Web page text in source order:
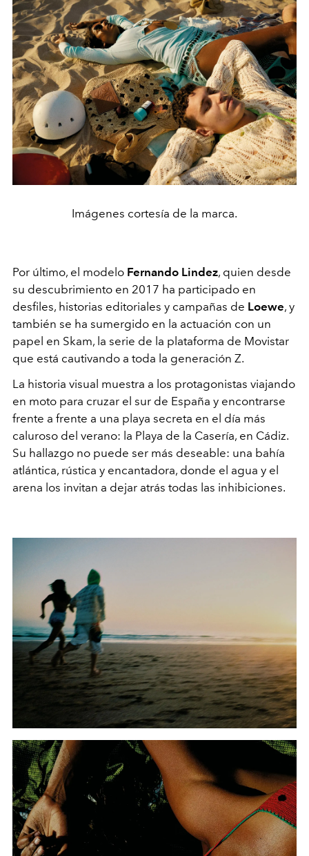
Imágenes cortesía de la marca.
Por último, el modelo Fernando Lindez, quien desde
su descubrimiento en 2017 ha participado en
desfiles, historias editoriales y campañas de Loewe, y
también se ha sumergido en la actuación con un
papel en Skam, la serie de la plataforma de Movistar
que está cautivando a toda la generación Z.
La historia visual muestra a los protagonistas viajando
en moto para cruzar el sur de España y encontrarse
frente a frente a una playa secreta en el día más
caluroso del verano: la Playa de la Casería, en Cádiz.
Su hallazgo no puede ser más deseable: una bahía
atlántica, rústica y encantadora, donde el agua y el
arena los invitan a dejar atrás todas las inhibiciones.